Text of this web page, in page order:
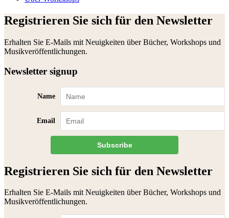
Registrieren Sie sich für den Newsletter
Erhalten Sie E-Mails mit Neuigkeiten über Bücher, Workshops und
Musikveröffentlichungen.
Newsletter signup
Name
Email
Subscribe
Registrieren Sie sich für den Newsletter
Erhalten Sie E-Mails mit Neuigkeiten über Bücher, Workshops und
Musikveröffentlichungen.